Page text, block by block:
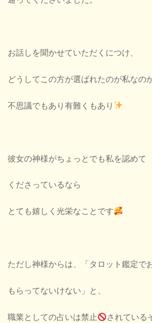
お話しを聞かせていただくにつけ、
どうしてこの方が選ばれたのが私なのか
不思議でもあり有難くもあり
彼女の神様がちょっとでも私を認めて
くださっているなら
とても嬉しく光栄なことです
ただし神様からは、「タロット鑑定で
もらってないけない」と、
職業としての占いは禁止 されている